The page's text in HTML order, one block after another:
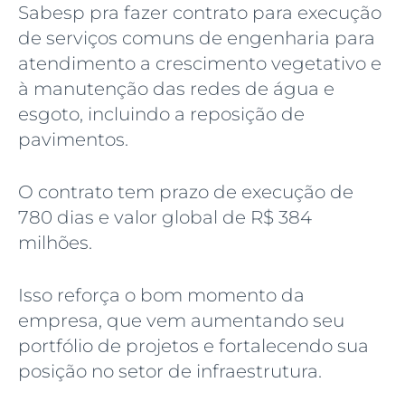
Sabesp pra fazer contrato para execução
de serviços comuns de engenharia para
atendimento a crescimento vegetativo e
à manutenção das redes de água e
esgoto, incluindo a reposição de
pavimentos.
O contrato tem prazo de execução de
780 dias e valor global de R$ 384
milhões.
Isso reforça o bom momento da
empresa, que vem aumentando seu
portfólio de projetos e fortalecendo sua
posição no setor de infraestrutura.